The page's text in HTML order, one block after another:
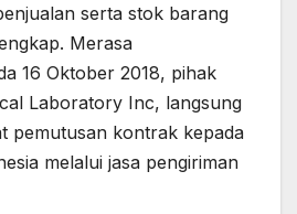
serta stok barang
Merasa
16 Oktober 2018, pihak
Laboratory Inc, langsung
pemutusan kontrak kepada
melalui jasa pengiriman